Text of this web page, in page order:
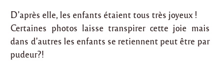
D’après elle, les enfants étaient tous très joyeux !
Certaines photos laisse transpirer cette joie mais
dans d’autres les enfants se retiennent peut être par
pudeur?!